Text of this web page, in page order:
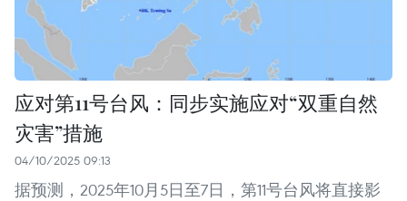
应对第11号台风：同步实施应对“双重自然
灾害”措施
04/10/2025 09:13
据预测，2025年10月5日至7日，第11号台风将直接影